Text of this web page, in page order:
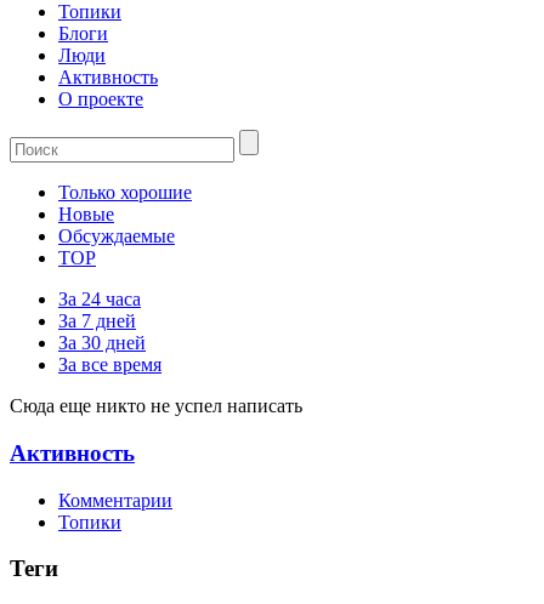
Топики
Блоги
Люди
Активность
О проекте
Только хорошие
Новые
Обсуждаемые
TOP
За 24 часа
За 7 дней
За 30 дней
За все время
Сюда еще никто не успел написать
Активность
Комментарии
Топики
Теги